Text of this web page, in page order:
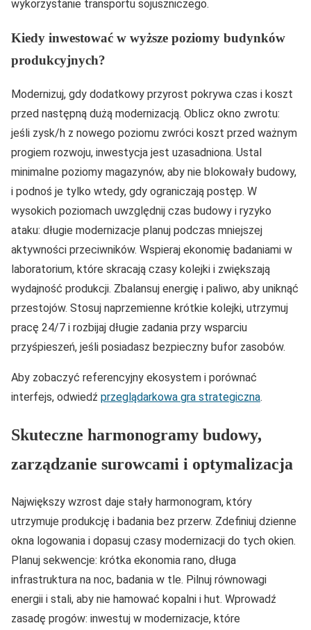
wykorzystanie transportu sojuszniczego.
Kiedy inwestować w wyższe poziomy budynków
produkcyjnych?
Modernizuj, gdy dodatkowy przyrost pokrywa czas i koszt
przed następną dużą modernizacją. Oblicz okno zwrotu:
jeśli zysk/h z nowego poziomu zwróci koszt przed ważnym
progiem rozwoju, inwestycja jest uzasadniona. Ustal
minimalne poziomy magazynów, aby nie blokowały budowy,
i podnoś je tylko wtedy, gdy ograniczają postęp. W
wysokich poziomach uwzględnij czas budowy i ryzyko
ataku: długie modernizacje planuj podczas mniejszej
aktywności przeciwników. Wspieraj ekonomię badaniami w
laboratorium, które skracają czasy kolejki i zwiększają
wydajność produkcji. Zbalansuj energię i paliwo, aby uniknąć
przestojów. Stosuj naprzemienne krótkie kolejki, utrzymuj
pracę 24/7 i rozbijaj długie zadania przy wsparciu
przyśpieszeń, jeśli posiadasz bezpieczny bufor zasobów.
Aby zobaczyć referencyjny ekosystem i porównać
interfejs, odwiedź przeglądarkowa gra strategiczna.
Skuteczne harmonogramy budowy,
zarządzanie surowcami i optymalizacja
Największy wzrost daje stały harmonogram, który
utrzymuje produkcję i badania bez przerw. Zdefiniuj dzienne
okna logowania i dopasuj czasy modernizacji do tych okien.
Planuj sekwencje: krótka ekonomia rano, długa
infrastruktura na noc, badania w tle. Pilnuj równowagi
energii i stali, aby nie hamować kopalni i hut. Wprowadź
zasadę progów: inwestuj w modernizacje, które